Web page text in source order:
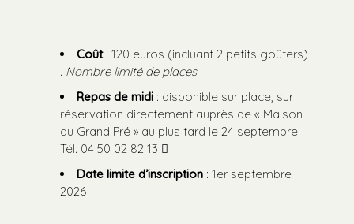
Coût : 120 euros (incluant 2 petits goûters)
. Nombre limité de places
Repas de midi : disponible sur place, sur
réservation directement auprès de « Maison
du Grand Pré » au plus tard le 24 septembre
Tél. 04 50 02 82 13 
Date limite d’inscription : 1er septembre
2026